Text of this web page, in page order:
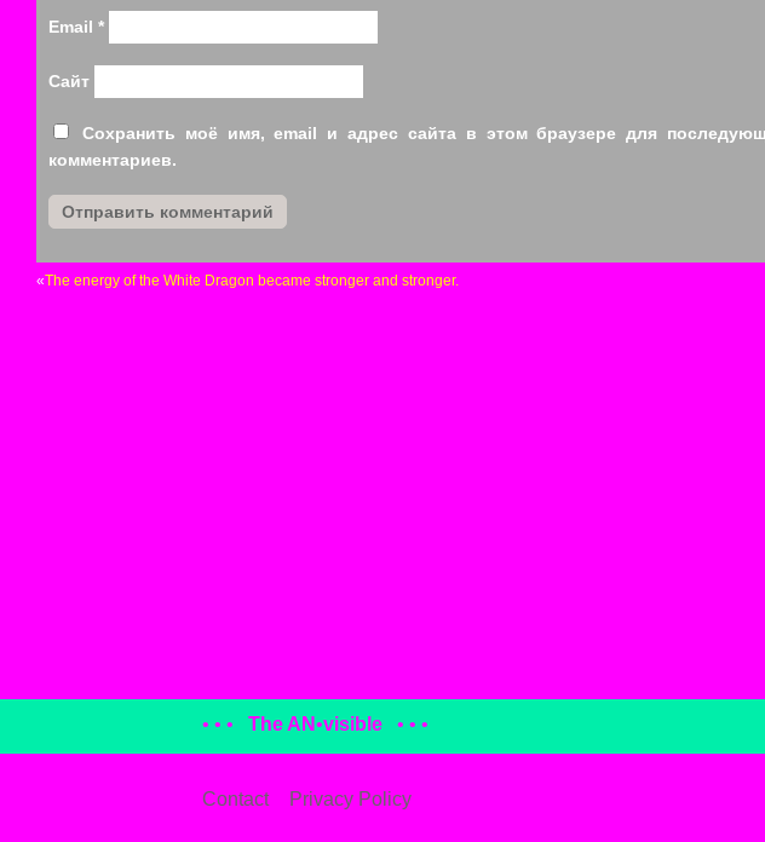
Email *
Сайт
Сохранить моё имя, email и адрес сайта в этом браузере для
комментариев.
«The energy of the White Dragon became stronger and stronger.
• • • The AN•visible• • •
Contact Privacy Policy